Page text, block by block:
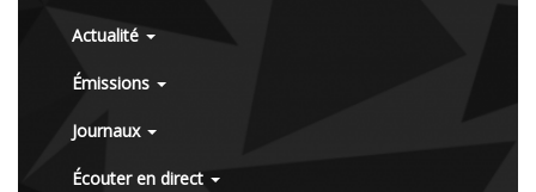
Actualité
Émissions
Journaux
Écouter en direct